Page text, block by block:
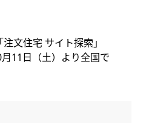
文住宅 サイト探索」
11日（土）より全国で